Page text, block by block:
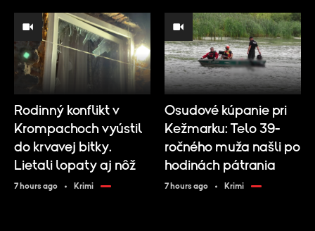
Rodinný konflikt v
Krompachoch vyústil
do krvavej bitky.
Lietali lopaty aj nôž
7 hours ago Krimi
Osudové kúpanie pri
Kežmarku: Telo 39-
ročného muža našli po
hodinách pátrania
7 hours ago Krimi